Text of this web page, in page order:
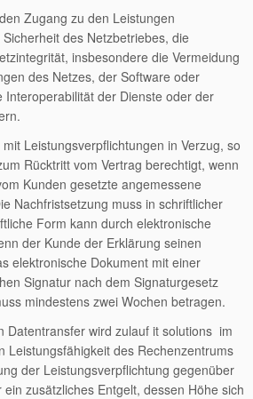
Zugang zu den Leistungen
des Netzbetriebes, die
insbesondere die Vermeidung
des Netzes, der Software oder
Interoperabilität der Dienste oder der
Leistungsverpflichtungen in Verzug, so
Rücktritt vom Vertrag berechtigt, wenn
Kunden gesetzte angemessene
Nachfristsetzung muss in schriftlicher
Form kann durch elektronische
der Kunde der Erklärung seinen
elektronische Dokument mit einer
Signatur nach dem Signaturgesetz
mindestens zwei Wochen betragen.
Datentransfer wird zulauf it solutions im
Leistungsfähigkeit des Rechenzentrums
der Leistungsverpflichtung gegenüber
zusätzliches Entgelt, dessen Höhe sich